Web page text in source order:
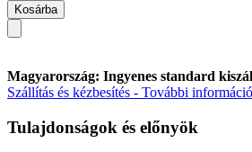
Kosárba
Magyarország: Ingyenes standard
Szállítás és kézbesítés - További
Tulajdonságok és előnyök